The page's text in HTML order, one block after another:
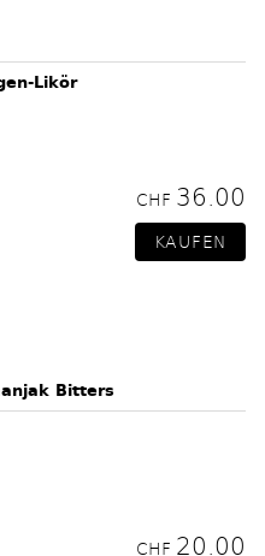
Likör
CHF 36.00
Bitters
CHF 20.00